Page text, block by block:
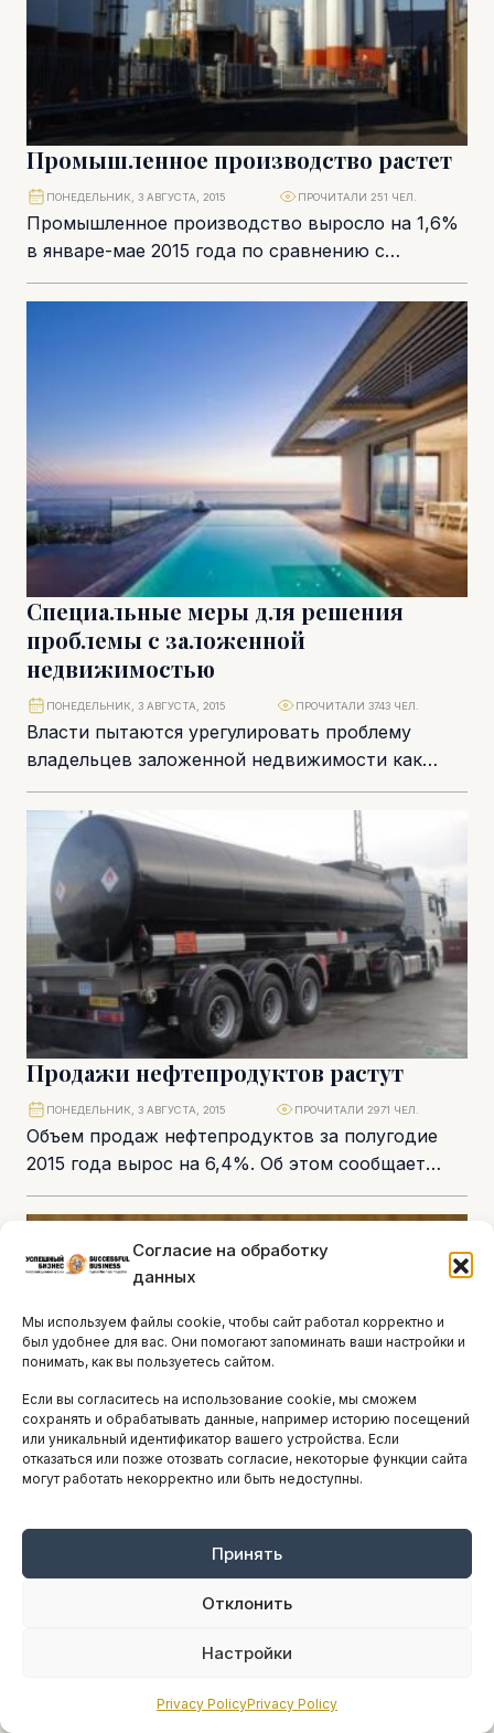
Согласие на обработку
данных
Мы используем файлы cookie, чтобы сайт работал корректно и
был удобнее для вас. Они помогают запоминать ваши настройки и
понимать, как вы пользуетесь сайтом.
Если вы согласитесь на использование cookie, мы сможем
сохранять и обрабатывать данные, например историю посещений
или уникальный идентификатор вашего устройства. Если
отказаться или позже отозвать согласие, некоторые функции сайта
могут работать некорректно или быть недоступны.
Принять
Отклонить
Настройки
Privacy PolicyPrivacy Policy
Промышленное производство растет
Промышленное производство выросло на 1,6%
в январе-мае 2015 года по сравнению с
аналогичным периодом предыдущего года. В
мае этого года...
ПОНЕДЕЛЬНИК, 3 АВГУСТА, 2015 ПРОЧИТАЛИ 251 ЧЕЛ.
Специальные меры для решения
проблемы с заложенной
недвижимостью
Власти пытаются урегулировать проблему
владельцев заложенной недвижимости как
можно скорее. Сегодня министр внутренних
дел Сократ Хасикос представил кабинету
министров законопроект,...
ПОНЕДЕЛЬНИК, 3 АВГУСТА, 2015 ПРОЧИТАЛИ 3743 ЧЕЛ.
Продажи нефтепродуктов растут
Объем продаж нефтепродуктов за полугодие
2015 года вырос на 6,4%. Об этом сообщает
Статистическая служба Кипра. Общий объем
продаж нефтепродуктов...
ПОНЕДЕЛЬНИК, 3 АВГУСТА, 2015 ПРОЧИТАЛИ 2971 ЧЕЛ.
Обвинителям Aristo Developers не
удалось доказать вину компании
подозреваемые в махинациях с землей в
ПОНЕДЕЛЬНИК, 3 АВГУСТА, 2015